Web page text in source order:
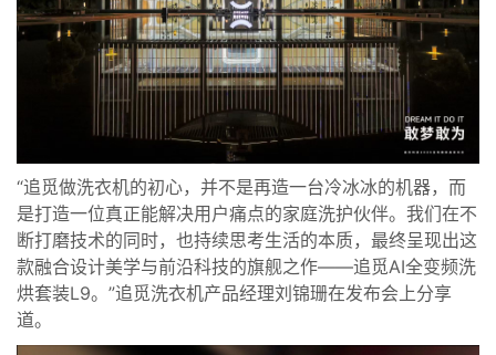
“追觅做洗衣机的初心，并不是再造一台冷冰冰的机器，而
是打造一位真正能解决用户痛点的家庭洗护伙伴。我们在不
断打磨技术的同时，也持续思考生活的本质，最终呈现出这
款融合设计美学与前沿科技的旗舰之作——追觅AI全变频洗
烘套装L9。”追觅洗衣机产品经理刘锦珊在发布会上分享
道。